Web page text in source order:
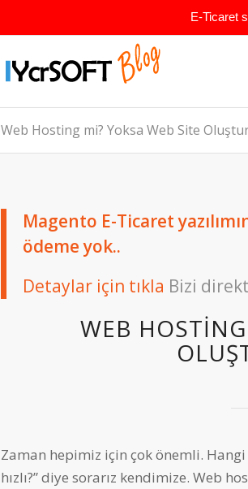
E-Ticaret
Web Hosting mi? Yoksa Web Site
Magento E-Ticaret
ödeme yok..
Detaylar için tıkla Bizi
WEB
Zaman hepimiz için çok önemli.
hızlı?” diye sorarız kendimize. Web